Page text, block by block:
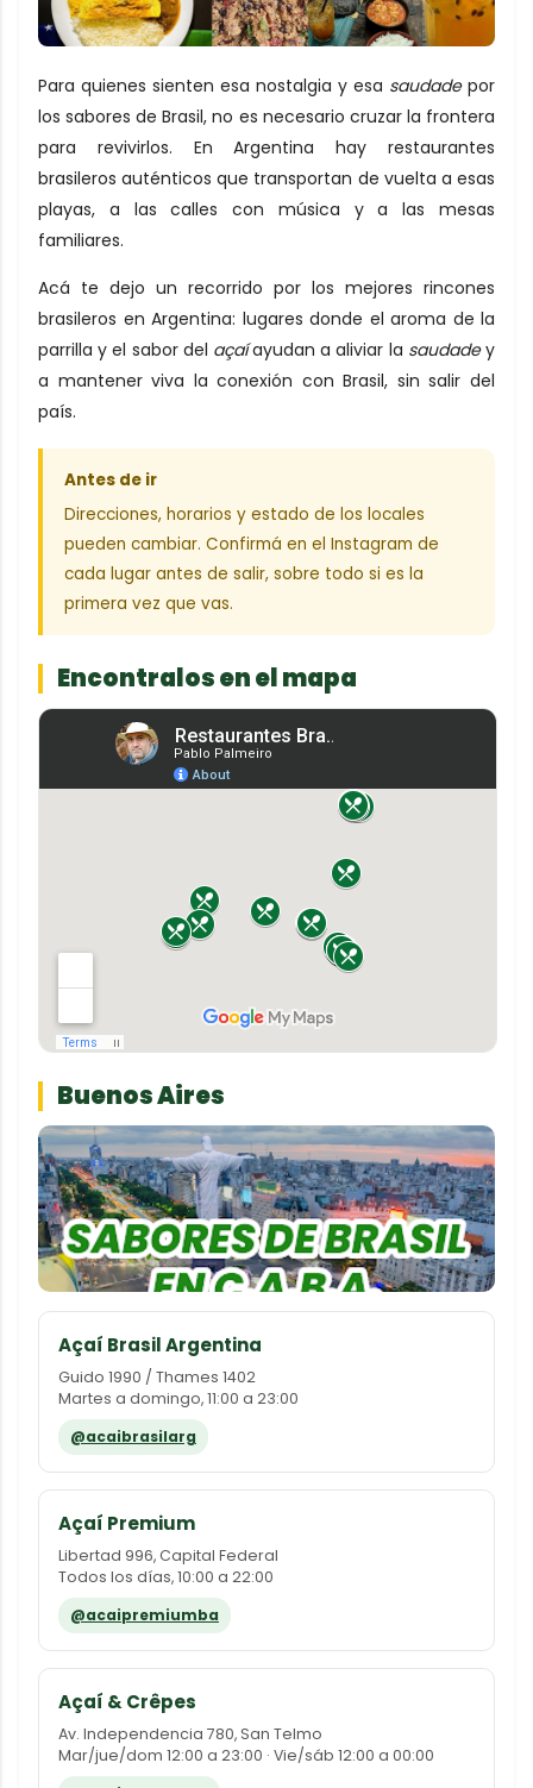
Para quienes sienten esa nostalgia y esa saudadepor
los sabores de Brasil, no es necesario cruzar la frontera
para revivirlos. En Argentina hay restaurantes
brasileros auténticos que transportan de vuelta a esas
playas, a las calles con música y a las mesas
familiares.
Acá te dejo un recorrido por los mejores rincones
brasileros en Argentina: lugares donde el aroma de la
parrilla y el sabor del açaíayudan a aliviar la saudadey
a mantener viva la conexión con Brasil, sin salir del
país.
Antes de ir
Direcciones, horarios y estado de los locales
pueden cambiar. Confirmá en el Instagram de
cada lugar antes de salir, sobre todo si es la
primera vez que vas.
Encontralos en el mapa
Buenos Aires
Açaí Brasil Argentina
Guido 1990 / Thames 1402
Martes a domingo, 11:00 a 23:00
@acaibrasilarg
Açaí Premium
Libertad 996, Capital Federal
Todos los días, 10:00 a 22:00
@acaipremiumba
Açaí & Crêpes
Av. Independencia 780, San Telmo
Mar/jue/dom 12:00 a 23:00 · Vie/sáb 12:00 a 00:00